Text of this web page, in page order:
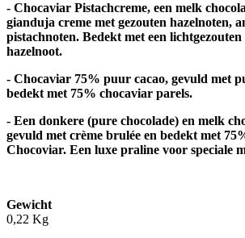
- Chocaviar Pistachcreme, een melk
gianduja creme met gezouten hazelnoten,
pistachnoten. Bedekt met een
hazelnoot.
- Chocaviar 75% puur cacao, gevuld met
bedekt met 75% chocaviar parels.
- Een donkere (pure chocolade) en melk
gevuld met crème brulée en bedekt met
Chocoviar. Een luxe praline voor speciale
Gewicht
0,22 Kg